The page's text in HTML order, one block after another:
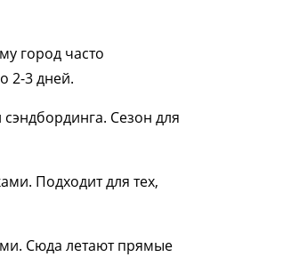
город часто
2-3 дней.
Сезон для
Подходит для тех,
Сюда летают прямые